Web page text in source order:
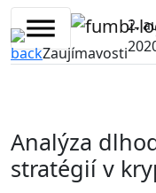
Skip
to
contentZaujímavosti
2.
Analýza
stratégií v